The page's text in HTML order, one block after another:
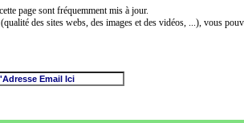
page sont fréquemment mis à jour.
des sites webs, des images et des vidéos, ...), vous